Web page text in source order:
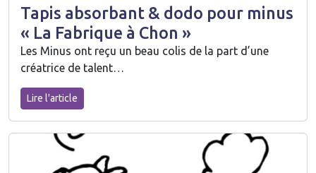
Tapis absorbant & dodo pour minus
« La Fabrique à Chon »
Les Minus ont reçu un beau colis de la part d’une
créatrice de talent…
Lire l'article